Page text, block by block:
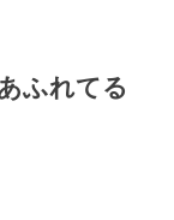
ふれてる